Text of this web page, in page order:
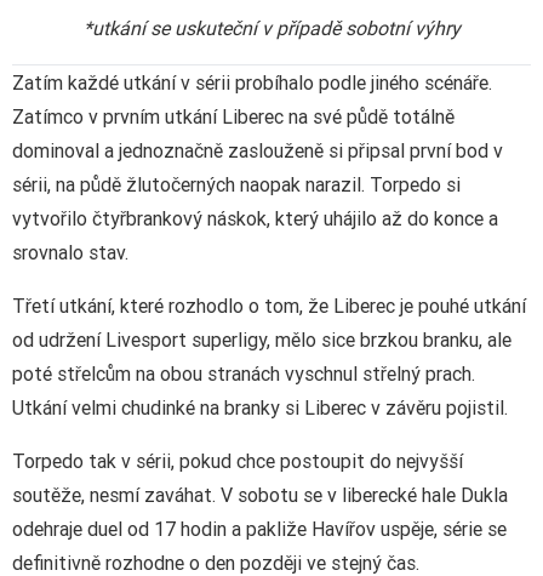
*utkání se uskuteční v případě sobotní výhry
Zatím každé utkání v sérii probíhalo podle jiného scénáře.
Zatímco v prvním utkání Liberec na své půdě totálně
dominoval a jednoznačně zaslouženě si připsal první bod v
sérii, na půdě žlutočerných naopak narazil. Torpedo si
vytvořilo čtyřbrankový náskok, který uhájilo až do konce a
srovnalo stav.
Třetí utkání, které rozhodlo o tom, že Liberec je pouhé utkání
od udržení Livesport superligy, mělo sice brzkou branku, ale
poté střelcům na obou stranách vyschnul střelný prach.
Utkání velmi chudinké na branky si Liberec v závěru pojistil.
Torpedo tak v sérii, pokud chce postoupit do nejvyšší
soutěže, nesmí zaváhat. V sobotu se v liberecké hale Dukla
odehraje duel od 17 hodin a pakliže Havířov uspěje, série se
definitivně rozhodne o den později ve stejný čas.